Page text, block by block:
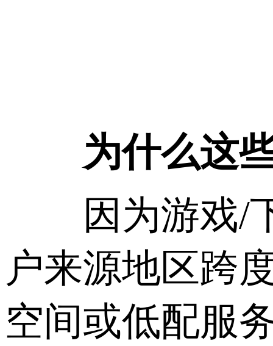
为什么这些
因为游戏/下
户来源地区跨
空间或低配服